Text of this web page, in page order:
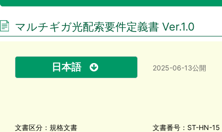
マルチギガ光配索要件定義書 Ver.1.0
日本語 2025-06-13公開
文書区分：規格文書 文書番号：ST-HN-15